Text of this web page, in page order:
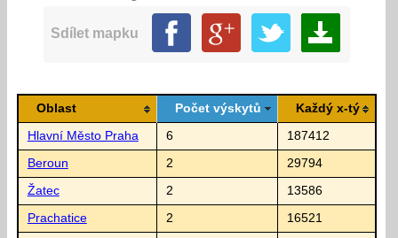
Sdílet mapku
Oblast Počet výskytů Každý x-tý
Hlavní Město Praha 6 187412
Beroun 2 29794
Žatec 2 13586
Prachatice 2 16521